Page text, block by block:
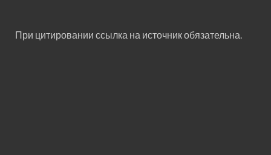
При цитировании ссылка на источник обязательна.